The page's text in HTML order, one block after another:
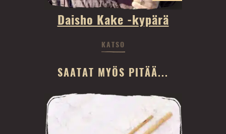
Daisho Kake -kypärä
KATSO
SAATAT MYÖS PITÄÄ...